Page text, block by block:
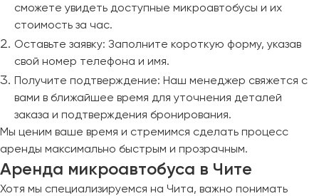
сможете увидеть доступные микроавтобусы и их
стоимость за час.
Оставьте заявку: Заполните короткую форму, указав
свой номер телефона и имя.
Получите подтверждение: Наш менеджер свяжется с
вами в ближайшее время для уточнения деталей
заказа и подтверждения бронирования.
Мы ценим ваше время и стремимся сделать процесс
аренды максимально быстрым и прозрачным.
Аренда микроавтобуса в Чите
Хотя мы специализируемся на Чита, важно понимать